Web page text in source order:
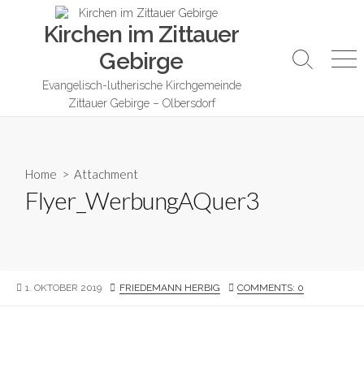
Kirchen im Zittauer
Gebirge
Evangelisch-lutherische Kirchgemeinde
Zittauer Gebirge – Olbersdorf
Search
Home > Attachment
Flyer_WerbungAQuer3
PUBLISHED
1. OKTOBER 2019 AUTHOR
FRIEDEMANN HERBIG COMMENTS: 0